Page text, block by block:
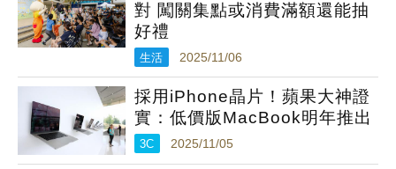
對 闖關集點或消費滿額還能抽
好禮
生活 2025/11/06
採用iPhone晶片！蘋果大神證
實：低價版MacBook明年推出
3C 2025/11/05